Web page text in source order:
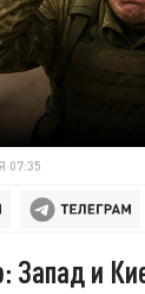
07:35
и